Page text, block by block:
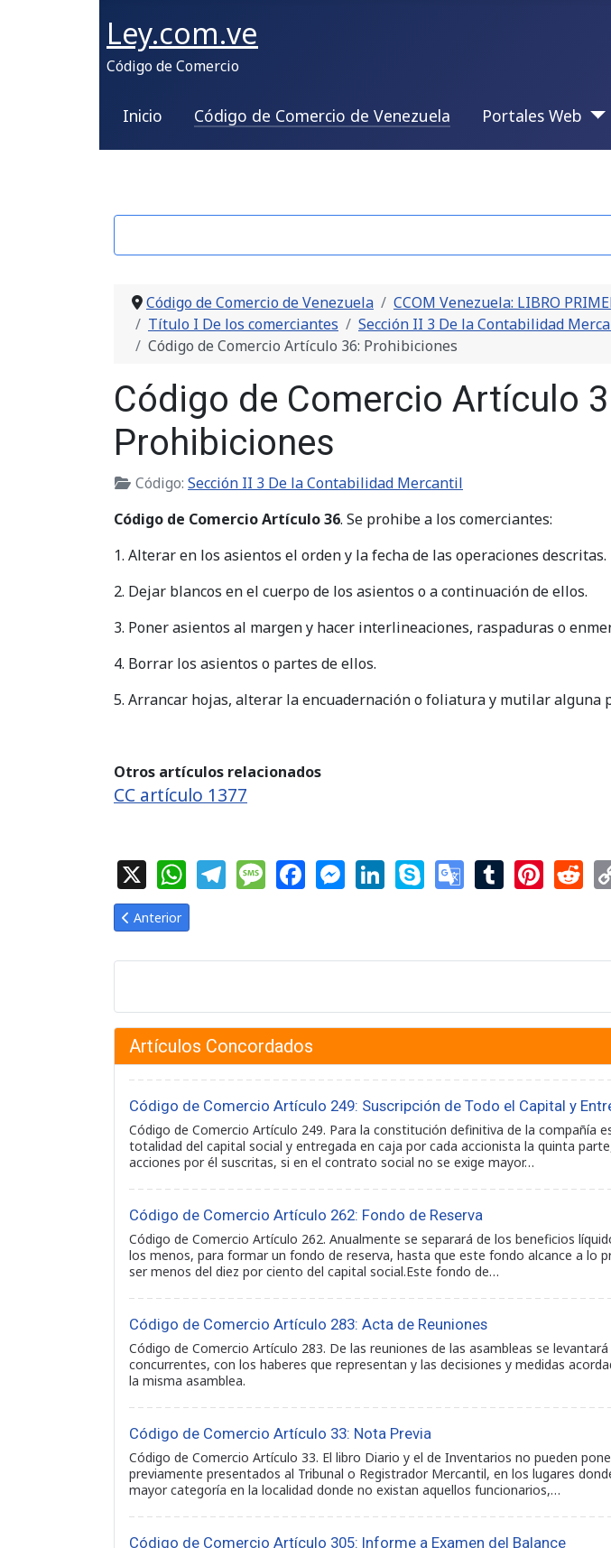
Ley.com.ve
Código de Comercio
Inicio Código de Comercio de Venezuela Portales Web
Código de Comercio de Venezuela
CCOM Venezuela: LIBRO
Título I De los comerciantes
Sección II 3 De la Contabilidad
Código de Comercio Artículo 36: Prohibiciones
Código de Comercio Artículo
Prohibiciones
Código: Sección II 3 De la Contabilidad Mercantil
Código de Comercio Artículo 36. Se prohibe a los comerciantes:
1. Alterar en los asientos el orden y la fecha de las operaciones descritas.
2. Dejar blancos en el cuerpo de los asientos o a continuación de ellos.
3. Poner asientos al margen y hacer interlineaciones, raspaduras o
4. Borrar los asientos o partes de ellos.
5. Arrancar hojas, alterar la encuadernación o foliatura y mutilar alguna
Otros artículos relacionados
CC artículo 1377
WhatsAppTelegramMessageFacebookMessengerLinkedIn
Skype GoogleTumblr
Artículo anterior: Código de Comercio Artículo 35: Inventario: Inicio y Fin
Anterior
Artículos Concordados
Código de Comercio Artículo 249: Suscripción de Todo el Capital y
Código de Comercio Artículo 249. Para la constitución definitiva de la compañía
totalidad del capital social y entregada en caja por cada accionista la quinta
acciones por él suscritas, si en el contrato social no se exige mayor…
Código de Comercio Artículo 262: Fondo de Reserva
Código de Comercio Artículo 262. Anualmente se separará de los beneficios
los menos, para formar un fondo de reserva, hasta que este fondo alcance a lo
ser menos del diez por ciento del capital social.Este fondo de…
Código de Comercio Artículo 283: Acta de Reuniones
Código de Comercio Artículo 283. De las reuniones de las asambleas se
concurrentes, con los haberes que representan y las decisiones y medidas
la misma asamblea.
Código de Comercio Artículo 33: Nota Previa
Código de Comercio Artículo 33. El libro Diario y el de Inventarios no pueden
previamente presentados al Tribunal o Registrador Mercantil, en los lugares
mayor categoría en la localidad donde no existan aquellos funcionarios,…
Código de Comercio Artículo 305: Informe a Examen del Balance